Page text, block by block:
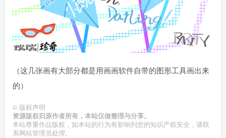
（这几张画有大部分都是用画画软件自带的图形工具画出来
的）
© 版权声明
资源版权归原作者所有，本站仅做整理与分享。
本站尊重作品版权，如本站的行为有影响到您的知识产权安全，请联
系网站管理员处理。